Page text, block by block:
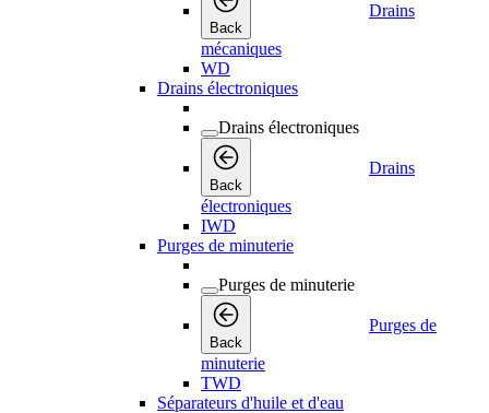
Back
Drains
mécaniques
WD
Drains électroniques
Drains électroniques
Back
Drains
électroniques
IWD
Purges de minuterie
Purges de minuterie
Back
Purges de
minuterie
TWD
Séparateurs d'huile et d'eau